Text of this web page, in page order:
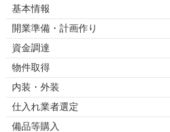
基本情報
開業準備・計画作り
資金調達
物件取得
内装・外装
仕入れ業者選定
備品等購入